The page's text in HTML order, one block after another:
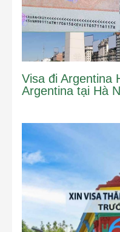
Visa đi Argentina
Argentina tại Hà